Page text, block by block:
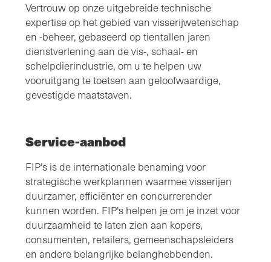
Vertrouw op onze uitgebreide technische
expertise op het gebied van visserijwetenschap
en -beheer, gebaseerd op tientallen jaren
dienstverlening aan de vis-, schaal- en
schelpdierindustrie, om u te helpen uw
vooruitgang te toetsen aan geloofwaardige,
gevestigde maatstaven.
Service-aanbod
FIP's is de internationale benaming voor
strategische werkplannen waarmee visserijen
duurzamer, efficiënter en concurrerender
kunnen worden. FIP's helpen je om je inzet voor
duurzaamheid te laten zien aan kopers,
consumenten, retailers, gemeenschapsleiders
en andere belangrijke belanghebbenden.